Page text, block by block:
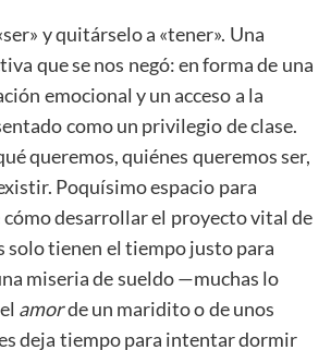
y quitárselo a «tener». Una
que se nos negó: en forma de una
emocional y un acceso a la
como un privilegio de clase.
queremos, quiénes queremos ser,
Poquísimo espacio para
desarrollar el proyecto vital de
solo tienen el tiempo justo para
miseria de sueldo —muchas lo
amorde un maridito o de unos
deja tiempo para intentar dormir